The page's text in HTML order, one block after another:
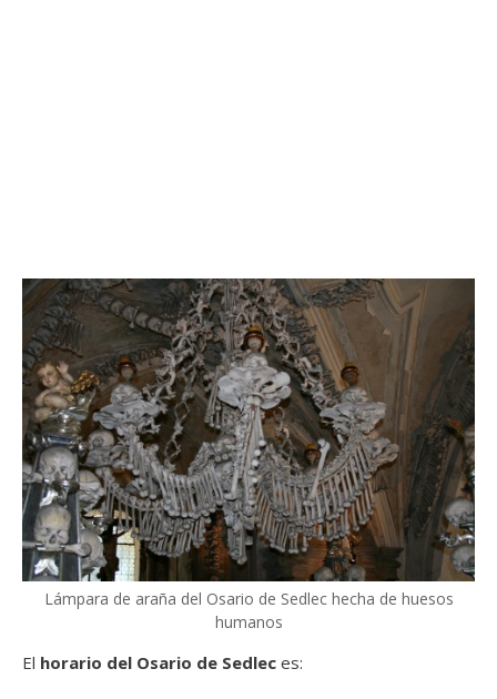
Lámpara de araña del Osario de Sedlec hecha de huesos
humanos
El horario del Osario de Sedlec es: